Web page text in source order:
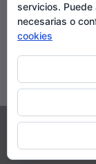
28015 –
Teléfono: 91
Mail:
©2024
servicios.
necesarias o
cookies